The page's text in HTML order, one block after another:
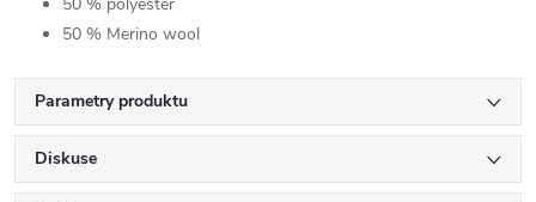
50 % Merino wool
Parametry produktu
Diskuse